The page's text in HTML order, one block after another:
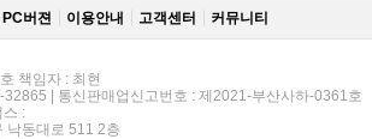
PC버젼 이용안내 고객센터 커뮤니티
책임자 : 최현
| 통신판매업신고번호 : 제2021-부산사하-0361호
스 :
낙동대로 511 2층